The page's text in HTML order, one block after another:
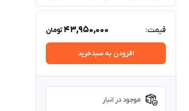
قیمت: 43,950,000تومان
افزودن به سبدخرید
موجود در انبار